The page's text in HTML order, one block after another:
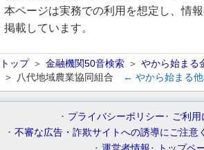
本ページは実務での利用を想定し、情
掲載しています。
トップ 金融機関50音検索
やから始まる
八代地域農業協同組合
← やから始まる
プライバシーポリシー
ご利
不審な広告・詐欺サイトへの誘導にご注意